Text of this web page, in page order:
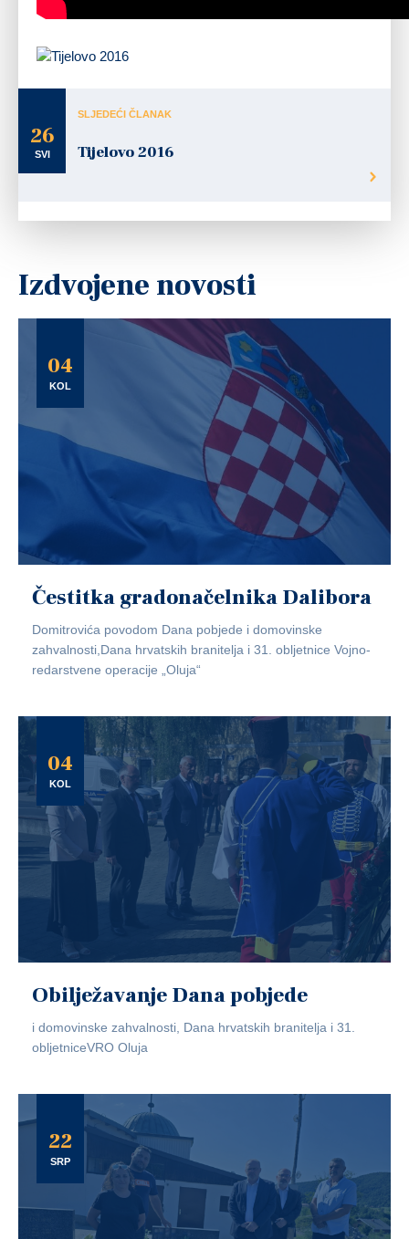
26
SVI
SLJEDEĆI ČLANAK
Tijelovo 2016
Izdvojene novosti
04
KOL
Čestitka gradonačelnika Dalibora
Domitrovića povodom Dana pobjede i domovinske
zahvalnosti,Dana hrvatskih branitelja i 31. obljetnice Vojno-
redarstvene operacije „Oluja“
04
KOL
Obilježavanje Dana pobjede
i domovinske zahvalnosti, Dana hrvatskih branitelja i 31.
obljetniceVRO Oluja
22
SRP